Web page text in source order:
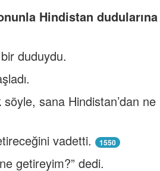
Hindistan dudularına
duduydu.
sana Hindistan’dan ne
vadetti.
1550
getireyim?” dedi.